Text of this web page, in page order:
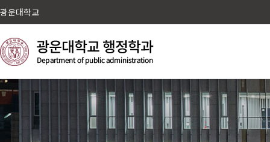
광운대학교